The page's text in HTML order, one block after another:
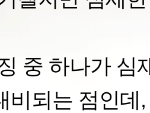
중 하나가 심
비되는 점인데 ,